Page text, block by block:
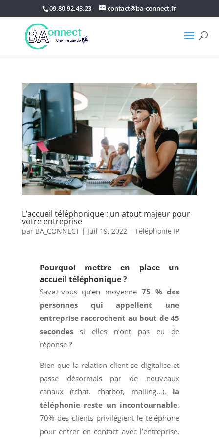
09.80.92.43.23 contact@ba-connect.fr
L’accueil téléphonique : un atout majeur pour
votre entreprise
par BA_CONNECT| Juil 19, 2022| Téléphonie IP
Pourquoi mettre en place un
accueil téléphonique ?
Savez-vous qu’en moyenne 75 % des
personnes qui appellent une
entreprise raccrochent au bout de 45
secondessi elles n’ont pas eu de
réponse ?
Bien que la relation client se digitalise et
passe désormais par de nouveaux
canaux (tchat, chatbot, mailing…), la
téléphonie reste un incontournable.
70% des clients privilégient le téléphone
pour entrer en contact avec l’entreprise.